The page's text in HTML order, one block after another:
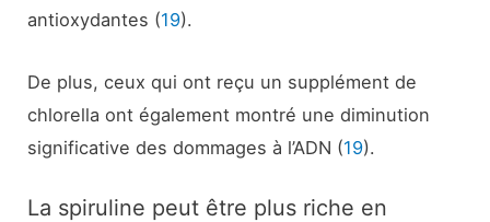
antioxydantes (19).
De plus, ceux qui ont reçu un supplément de
chlorella ont également montré une diminution
significative des dommages à l’ADN (19).
La spiruline peut être plus riche en